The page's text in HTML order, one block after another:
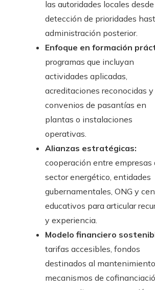
las autoridades locales
detección de prioridades
administración posterior.
Enfoque en formación
programas que incluyan
actividades aplicadas,
acreditaciones reconocidas y
convenios de pasantías en
plantas o instalaciones
operativas.
Alianzas estratégicas:
cooperación entre empresas
sector energético, entidades
gubernamentales, ONG y
educativos para articular
y experiencia.
Modelo financiero
tarifas accesibles, fondos
destinados al
mecanismos de